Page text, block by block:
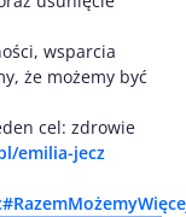
wsparcia
że możemy być
cel: zdrowie
emilia-jecz